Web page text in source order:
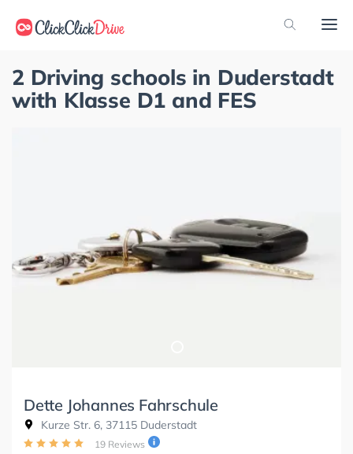
2 Driving schools in Duderstadt
with Klasse D1 and FES
Dette Johannes Fahrschule
Kurze Str. 6, 37115 Duderstadt
19 Reviews